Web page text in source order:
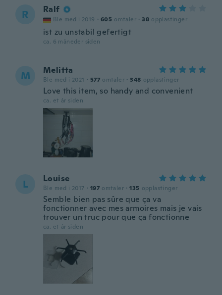
R Ralf
Ble med i 2019 · 605 omtaler · 38 opplastinger
ist zu unstabil gefertigt
ca. 6 måneder siden
M Melitta
Ble med i 2021 · 577 omtaler · 348 opplastinger
Love this item, so handy and convenient
ca. et år siden
L Louise
Ble med i 2017 · 197 omtaler · 135 opplastinger
Semble bien pas sûre que ça va
fonctionner avec mes armoires mais je vais
trouver un truc pour que ça fonctionne
ca. et år siden